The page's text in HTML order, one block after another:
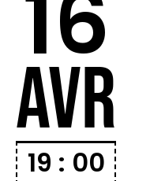
AVR
19 : 00